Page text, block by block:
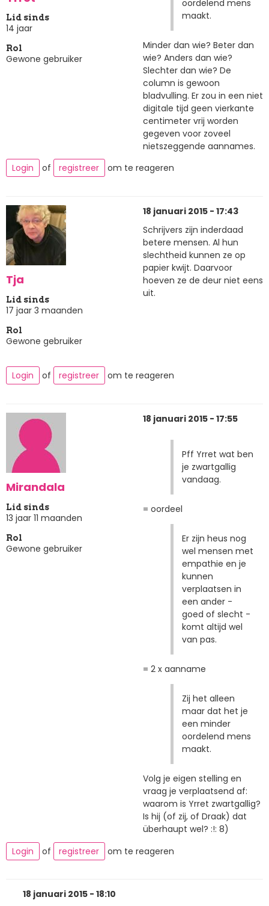
Lid sinds
14 jaar
Rol
Gewone gebruiker
oordelend mens
maakt.
Minder dan wie? Beter dan
wie? Anders dan wie?
Slechter dan wie? De
column is gewoon
bladvulling. Er zou in een niet
digitale tijd geen vierkante
centimeter vrij worden
gegeven voor zoveel
nietszeggende aannames.
Login
of registreer om te reageren
Tja
Lid sinds
17 jaar 3 maanden
Rol
Gewone gebruiker
18 januari 2015 - 17:43
Schrijvers zijn inderdaad
betere mensen. Al hun
slechtheid kunnen ze op
papier kwijt. Daarvoor
hoeven ze de deur niet eens
uit.
Login of registreer om te reageren
Mirandala
Lid sinds
13 jaar 11 maanden
Rol
Gewone gebruiker
18 januari 2015 - 17:55
Pff Yrret wat ben
je zwartgallig
vandaag.
= oordeel
Er zijn heus nog
wel mensen met
empathie en je
kunnen
verplaatsen in
een ander -
goed of slecht -
komt altijd wel
van pas.
= 2 x aanname
Zij het alleen
maar dat het je
een minder
oordelend mens
maakt.
Volg je eigen stelling en
vraag je verplaatsend af:
waarom is Yrret zwartgallig?
Is hij (of zij, of Draak) dat
überhaupt wel? :!: 8)
Login
of registreer om te reageren
18 januari 2015 - 18:10